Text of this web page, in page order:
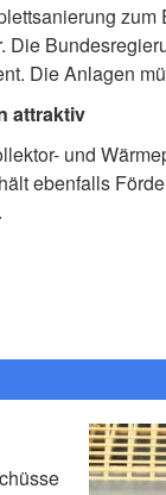
Die Anlagen
attraktiv
und
ebenfalls